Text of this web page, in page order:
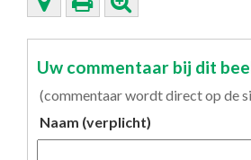
Uw commentaar bij dit
(commentaar wordt direct op de
Naam (verplicht)